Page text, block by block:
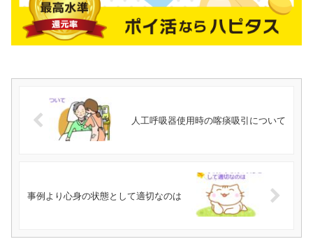
人工呼吸器使用時の喀痰吸引について
事例より心身の状態として適切なのは